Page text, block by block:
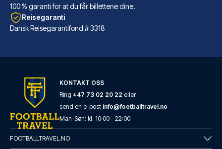
Generator Barcelona
Generator Barcelona ligger i ...
LES MER OM HOTELLET
100 % garanti for at du får billettene dine.
Reisegaranti
Dansk Reisegarantifond # 3318
KONTAKT OSS
Ring +47 73 02 20 22 eller
send en e-post info@footballtravel.no
Man-Søn: kl. 10:00 - 22:00
FOOTBALLTRAVEL.NO